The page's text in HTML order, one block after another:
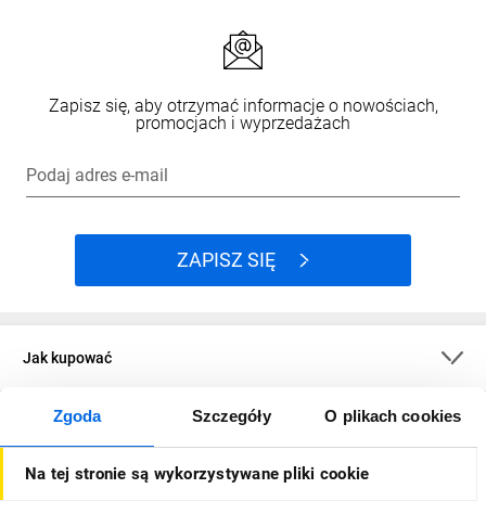
Zgoda Szczegóły O plikach cookies
Na tej stronie są wykorzystywane pliki cookie
Zapisz się, aby otrzymać informacje o nowościach,
promocjach i wyprzedażach
Podaj adres e-mail
ZAPISZ SIĘ
Jak kupować
O firmie